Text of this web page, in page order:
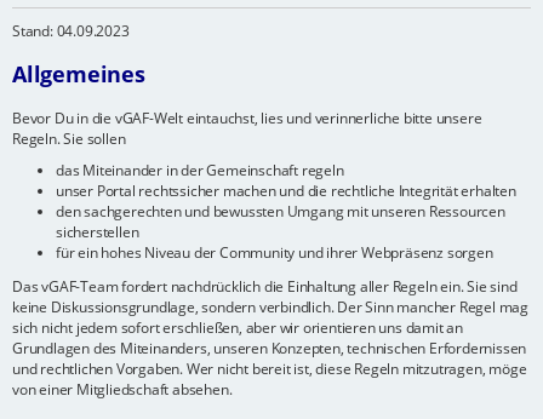
Stand: 04.09.2023
Allgemeines
Bevor Du in die vGAF-Welt eintauchst, lies und verinnerliche bitte unsere
Regeln. Sie sollen
das Miteinander in der Gemeinschaft regeln
unser Portal rechtssicher machen und die rechtliche Integrität erhalten
den sachgerechten und bewussten Umgang mit unseren Ressourcen
sicherstellen
für ein hohes Niveau der Community und ihrer Webpräsenz sorgen
Das vGAF-Team fordert nachdrücklich die Einhaltung aller Regeln ein. Sie sind
keine Diskussionsgrundlage, sondern verbindlich. Der Sinn mancher Regel mag
sich nicht jedem sofort erschließen, aber wir orientieren uns damit an
Grundlagen des Miteinanders, unseren Konzepten, technischen Erfordernissen
und rechtlichen Vorgaben. Wer nicht bereit ist, diese Regeln mitzutragen, möge
von einer Mitgliedschaft absehen.